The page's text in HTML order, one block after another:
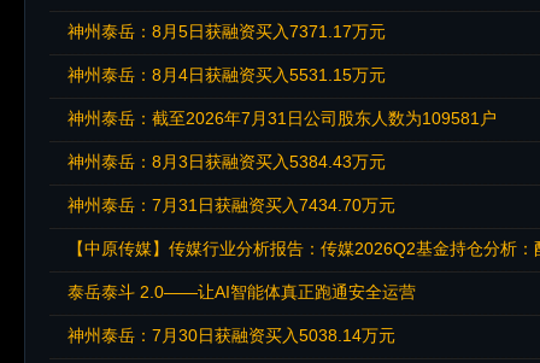
神州泰岳：8月5日获融资买入7371.17万元
神州泰岳：8月4日获融资买入5531.15万元
神州泰岳：截至2026年7月31日公司股东人数为109581户
神州泰岳：8月3日获融资买入5384.43万元
神州泰岳：7月31日获融资买入7434.70万元
【中原传媒】传媒行业分析报告：传媒2026Q2基金持仓分析
泰岳泰斗 2.0——让AI智能体真正跑通安全运营
神州泰岳：7月30日获融资买入5038.14万元